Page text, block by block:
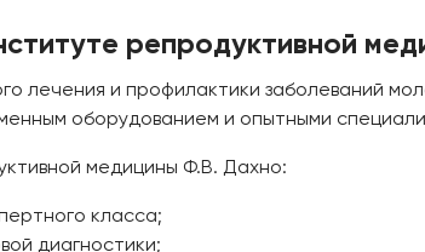
репродуктивной
лечения и профилактики заболеваний
оборудованием и опытными
медицины Ф.В. Дахно:
класса;
диагностики;